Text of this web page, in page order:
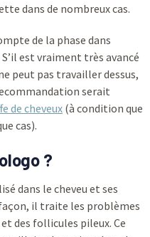
dans de nombreux cas.
de la phase dans
est vraiment très avancé
peut pas travailler dessus,
serait
de cheveux(à condition que
cas).
?
dans le cheveu et ses
il traite les problèmes
des follicules pileux. Ce